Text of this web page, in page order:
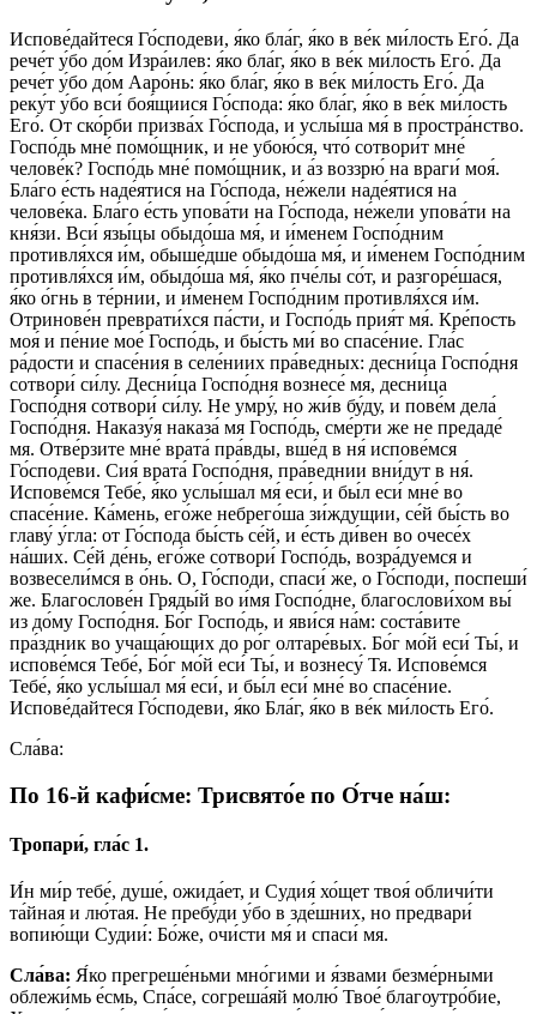
Испове́дайтеся Го́сподеви, я́ко бла́г, я́ко в ве́к ми́лость Его́. Да
рече́т у́бо до́м Изра́илев: я́ко бла́г, я́ко в ве́к ми́лость Его́. Да
рече́т у́бо до́м Ааро́нь: я́ко бла́г, я́ко в ве́к ми́лость Его́. Да
реку́т у́бо вси́ боя́щиися Го́спода: я́ко бла́г, я́ко в ве́к ми́лость
Его́. От ско́рби призва́х Го́спода, и услы́ша мя́ в простра́нство.
Госпо́дь мне́ помо́щник, и не убою́ся, что́ сотвори́т мне́
челове́к? Госпо́дь мне́ помо́щник, и а́з воззрю́ на враги́ моя́.
Бла́го е́сть наде́ятися на Го́спода, не́жели наде́ятися на
челове́ка. Бла́го е́сть упова́ти на Го́спода, не́жели упова́ти на
кня́зи. Вси́ язы́цы обыдо́ша мя́, и и́менем Госпо́дним
противля́хся и́м, обыше́дше обыдо́ша мя́, и и́менем Госпо́дним
противля́хся и́м, обыдо́ша мя́, я́ко пче́лы со́т, и разгоре́шася,
я́ко о́гнь в те́рнии, и и́менем Госпо́дним противля́хся и́м.
Отринове́н преврати́хся па́сти, и Госпо́дь прия́т мя́. Кре́пость
моя́ и пе́ние мое́ Госпо́дь, и бы́сть ми́ во спасе́ние. Гла́с
ра́дости и спасе́ния в селе́ниих пра́ведных: десни́ца Госпо́дня
сотвори́ си́лу. Десни́ца Госпо́дня вознесе́ мя, десни́ца
Госпо́дня сотвори́ си́лу. Не умру́, но жи́в бу́ду, и пове́м дела́
Госпо́дня. Наказу́я наказа́ мя Госпо́дь, сме́рти же не предаде́
мя. Отве́рзите мне́ врата́ пра́вды, вше́д в ня́ испове́мся
Го́сподеви. Сия́ врата́ Госпо́дня, пра́веднии вни́дут в ня́.
Испове́мся Тебе́, я́ко услы́шал мя́ еси́, и бы́л еси́ мне́ во
спасе́ние. Ка́мень, его́же небрего́ша зи́ждущии, се́й бы́сть во
главу́ у́гла: от Го́спода бы́сть се́й, и е́сть ди́вен во очесе́х
на́ших. Се́й де́нь, его́же сотвори́ Госпо́дь, возра́дуемся и
возвесели́мся в о́нь. О, Го́споди, спаси́ же, о Го́споди, поспеши́
же. Благослове́н Гряды́й во и́мя Госпо́дне, благослови́хом вы́
из до́му Госпо́дня. Бо́г Госпо́дь, и яви́ся на́м: соста́вите
пра́здник во учаща́ющих до ро́г олтаре́вых. Бо́г мо́й еси́ Ты́, и
испове́мся Тебе́, Бо́г мо́й еси́ Ты́, и вознесу́ Тя. Испове́мся
Тебе́, я́ко услы́шал мя́ еси́, и бы́л еси́ мне́ во спасе́ние.
Испове́дайтеся Го́сподеви, я́ко Бла́г, я́ко в ве́к ми́лость Его́.
Сла́ва:
По 16‑й кафи́сме: Трисвято́е по О́тче на́ш:
Тропари́, гла́с 1.
И́н ми́р тебе́, душе́, ожида́ет, и Судия́ хо́щет твоя́ обличи́ти
та́йная и лю́тая. Не пребу́ди у́бо в зде́шних, но предвари́
вопию́щи Судии́: Бо́же, очи́сти мя́ и спаси́ мя.
Сла́ва: Я́ко прегреше́ньми мно́гими и я́звами безме́рными
облежи́мь е́смь, Спа́се, согреша́яй молю́ Твое́ благоутро́бие,